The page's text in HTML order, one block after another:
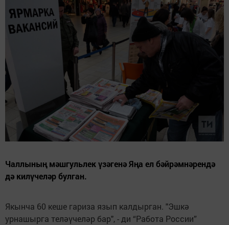
Чаллының мәшгульлек үзәгенә Яңа ел бәйрәмнәрендә
дә килүчеләр булган.
Якынча 60 кеше гариза язып калдырган. "Эшкә
урнашырга теләүчеләр бар", - ди “Работа России”